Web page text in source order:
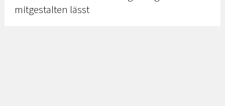
mitgestalten lässt